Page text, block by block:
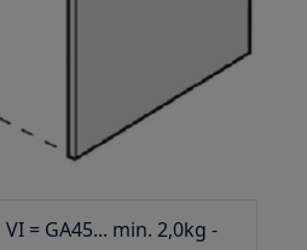
VI = GA45... min. 2,0kg -